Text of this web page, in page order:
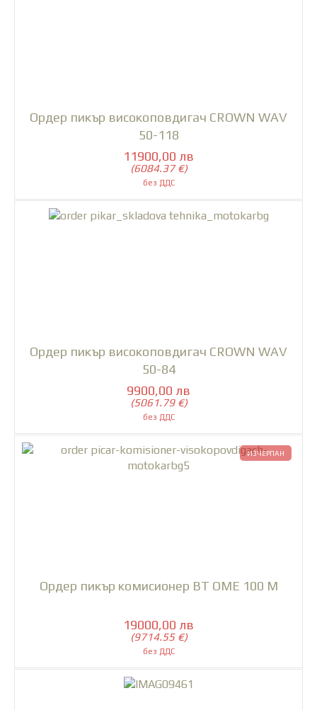
Ордер пикър високоповдигач CROWN WAV
50-118
11900,00 лв
(6084.37 €)
Ордер пикър високоповдигач CROWN WAV
50-84
9900,00 лв
(5061.79 €)
ИЗЧЕРПАН
Ордер пикър комисионер BT OME 100 M
19000,00 лв
(9714.55 €)